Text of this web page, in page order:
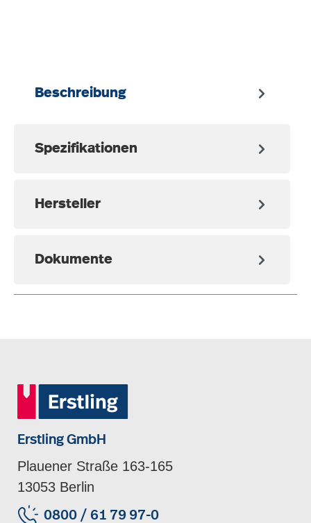
Beschreibung
Spezifikationen
Hersteller
Dokumente
Erstling GmbH
Plauener Straße 163-165
13053 Berlin
0800 / 61 79 97-0